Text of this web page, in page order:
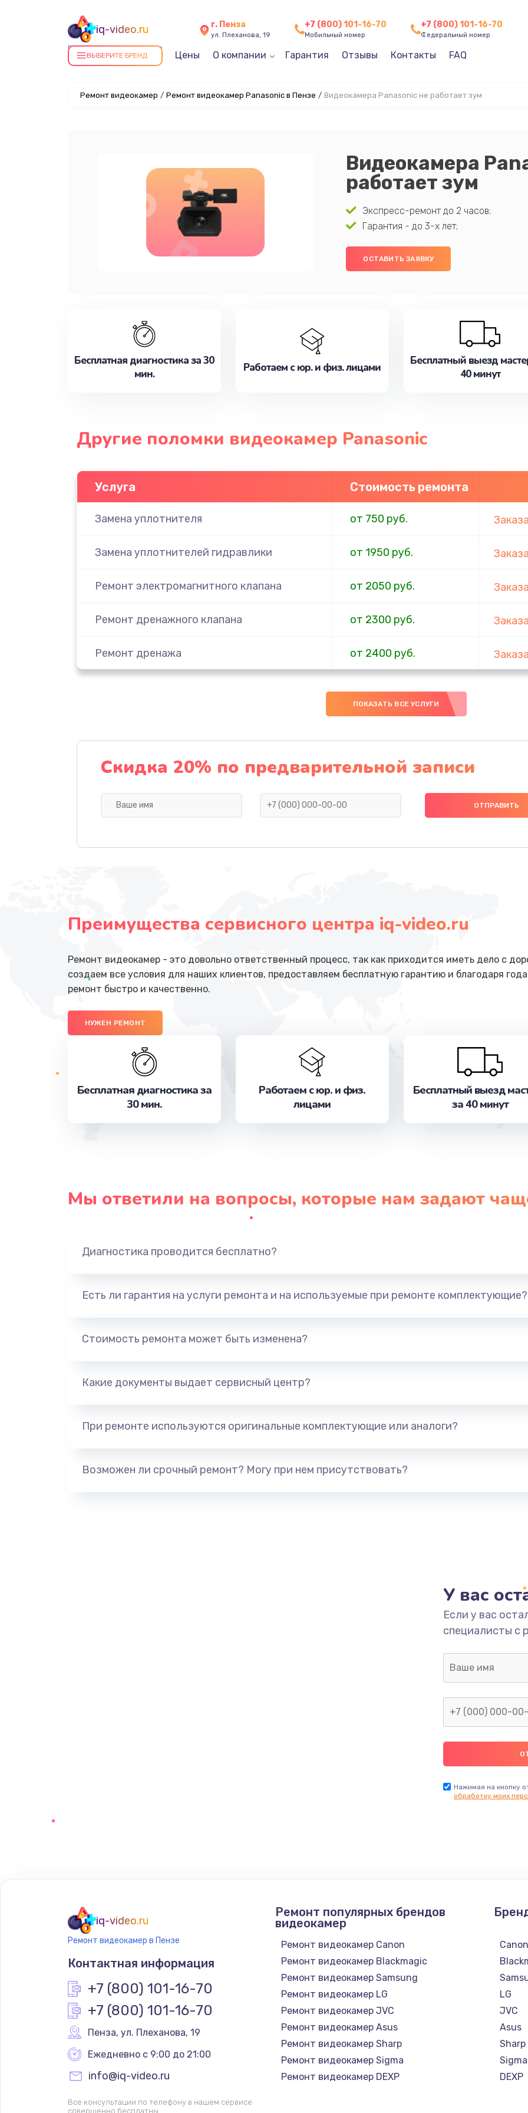
iq-video.ru
Ремонт видеокамер в Пензе
г. Пенза
ул. Плеханова, 19
+7 (800) 101-16-70
Мобильный номер
+7 (800) 101-16-70
Федеральный номер
ВЫБЕРИТЕ БРЕНД Цены О компании Гарантия Отзывы Контакты FAQ
Ремонт видеокамер / Ремонт видеокамер Panasonic в Пензе / Видеокамера Panasonic не работает зум
Видеокамера
работает зум
Экспресс-ремонт до 2 часов;
Гарантия - до 3-х лет;
ОСТАВИТЬ ЗАЯВКУ
Бесплатная диагностика за 30
мин.
Работаем с юр. и физ. лицами
Бесплатный выезд
40 минут
Другие поломки видеокамер Panasonic
Услуга Стоимость ремонта
Замена уплотнителя от 750 руб.
Замена уплотнителей гидравлики от 1950 руб.
Ремонт электромагнитного клапана от 2050 руб.
Ремонт дренажного клапана от 2300 руб.
Ремонт дренажа от 2400 руб.
от 2500 руб.
Ремонт платы управления от 3500 руб.
Перепрошивка от 3650 руб.
Ремонт датчика воды
Замена клапана термоблока
Ремонт термостата
Ремонт клапана термоблока от 800 руб.
Замена трубок гидравлики от 850 руб.
Замена колец
Замена скобок от 1250 руб.
Чистка дренажа от 1500 руб.
ПОКАЗАТЬ ВСЕ УСЛУГИ
Скидка 20% по предварительной записи
Преимущества сервисного центра iq-video.ru
Ремонт видеокамер - это довольно ответственный процесс, так как приходится иметь дело с
создаем все условия для наших клиентов, предоставляем бесплатную гарантию и благодаря
ремонт быстро и качественно.
НУЖЕН РЕМОНТ
Бесплатная диагностика за
30 мин.
Работаем с юр. и физ.
лицами
Бесплатный выезд
за 40 минут
Мы ответили на вопросы, которые нам задают
Диагностика проводится бесплатно?
Есть ли гарантия на услуги ремонта и на используемые при ремонте комплектующие?
Стоимость ремонта может быть изменена?
Какие документы выдает сервисный центр?
При ремонте используются оригинальные комплектующие или аналоги?
Возможен ли срочный ремонт? Могу при нем присутствовать?
У вас
Если у вас
специалисты с
Нажимая на кнопку
обработку моих
iq-video.ru
Ремонт видеокамер в Пензе
Контактная информация
+7 (800) 101-16-70
+7 (800) 101-16-70
Пенза, ул. Плеханова, 19
Ежедневно с 9:00 до 21:00
info@iq-video.ru
Все консультации по телефону в нашем сервисе
совершенно бесплатны
Ремонт популярных брендов
видеокамер
Ремонт видеокамер Canon
Ремонт видеокамер Blackmagic
Ремонт видеокамер Samsung
Ремонт видеокамер LG
Ремонт видеокамер JVC
Ремонт видеокамер Asus
Ремонт видеокамер Sharp
Ремонт видеокамер Sigma
Ремонт видеокамер DEXP
Canon
LG
JVC
Asus
Sharp
Sigma
DEXP